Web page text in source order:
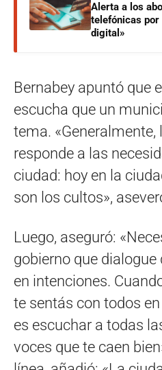
Alerta a los
telefónicas
digital»
Bernabey apuntó que
escucha que un
tema.
responde a las
ciudad: hoy en la
son los cultos»,
Luego, aseguró:
gobierno que dialogue
en intenciones.
te sentás con todos
es escuchar a todas
voces que te caen